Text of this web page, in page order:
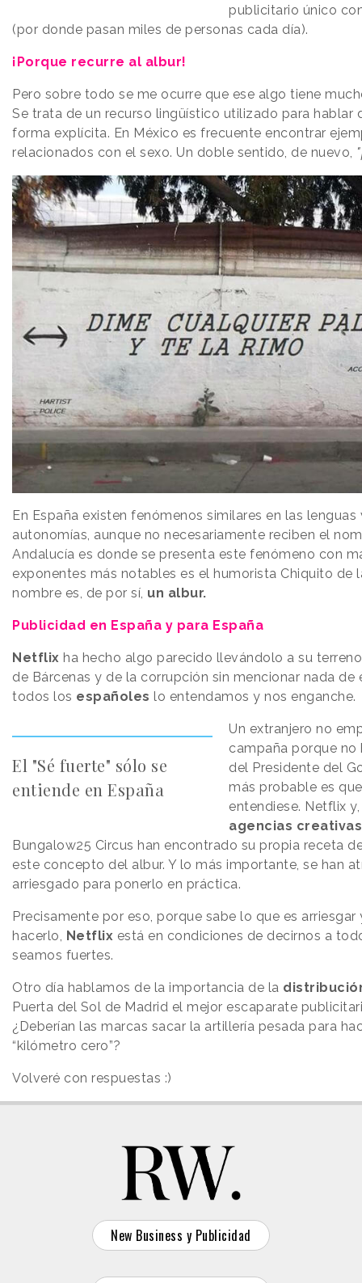
publicitario único
(por donde pasan miles de personas cada día).
¡Porque recurre al albur!
Pero sobre todo se me ocurre que ese algo tiene
Se trata de un recurso lingüístico utilizado para hablar
forma explícita. En México es frecuente encontrar
relacionados con el sexo. Un doble sentido, de nuevo,
En España existen fenómenos similares en las
autonomías, aunque no necesariamente reciben el
Andalucía es donde se presenta este fenómeno con
exponentes más notables es el humorista Chiquito de
nombre es, de por sí, un albur.​
Publicidad en España y para España
Netflix ha hecho algo parecido llevándolo a su
de Bárcenas y de la corrupción sin mencionar nada
todos los españoles lo entendamos y nos enganche.
El "Sé fuerte" sólo se
entiende en España
Un extranjero no
campaña porque no
del Presidente del
más probable es
entendiese. Netflix
agencias creativas
Bungalow25 Circus han encontrado su propia receta
este concepto del albur. Y lo más importante, se han
arriesgado para ponerlo en práctica.
Precisamente por eso, porque sabe lo que es
hacerlo, Netflix está en condiciones de decirnos a
seamos fuertes.
Otro día hablamos de la importancia de la
Puerta del Sol de Madrid el mejor escaparate
¿Deberían las marcas sacar la artillería pesada para
“kilómetro cero”?
Volveré con respuestas :)
New Business y Publicidad